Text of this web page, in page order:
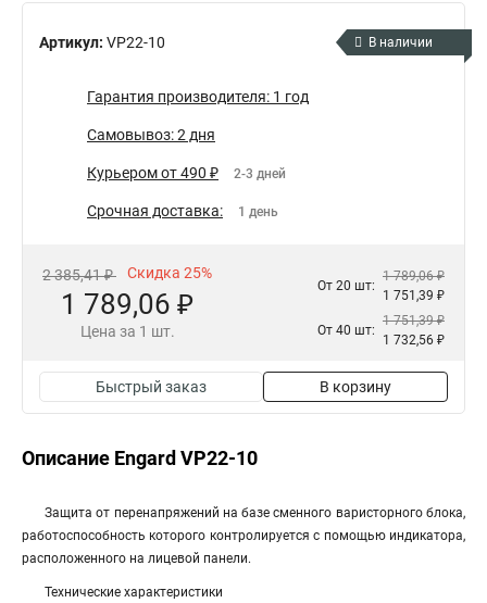
Артикул: VP22-10 В наличии
Гарантия производителя: 1 год
Самовывоз: 2 дня
Курьером от 490 ₽ 2-3 дней
Срочная доставка: 1 день
2 385,41 ₽ Скидка 25%
1 789,06 ₽
Цена за 1 шт.
От 20 шт:
1 789,06 ₽
1 751,39 ₽
От 40 шт:
1 751,39 ₽
1 732,56 ₽
Быстрый заказ В корзину
Описание Engard VP22-10
Защита от перенапряжений на базе сменного варисторного блока,
работоспособность которого контролируется с помощью индикатора,
расположенного на лицевой панели.
Технические характеристики